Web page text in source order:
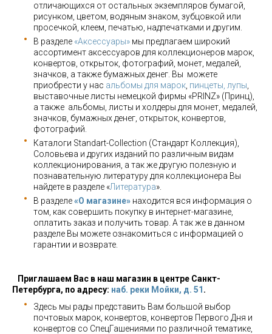
отличающихся от остальных экземпляров бумагой,
рисунком, цветом, водяным знаком, зубцовкой или
просечкой, клеем, печатью, надпечатками и другим.
В разделе «Аксессуары» мы предлагаем широкий
ассортимент аксессуаров для коллекционеров марок,
конвертов, открыток, фотографий, монет, медалей,
значков, а также бумажных денег. Вы можете
приобрести у нас альбомы для марок пинцеты, лупы
выставочные листы немецкой фирмы «PRINZ» (Принц),
а также альбомы, листы и холдеры для монет, медалей,
значков, бумажных денег, открыток, конвертов,
фотографий.
Каталоги Standart-Collection (Стандарт Коллекция),
Соловьева и других изданий по различным видам
коллекционирования, а так же другую полезную и
познавательную литературу для коллекционера Вы
найдете в разделе «Литература».
В разделе«О магазине» находится вся информация о
том, как совершить покупку в интернет-магазине,
оплатить заказ и получить товар. А так же в данном
разделе Вы можете ознакомиться с информацией о
гарантии и возврате.
Приглашаем Вас в наш магазин в центре Санкт-
Петербурга, по адресу: наб. реки Мойки, д. 51 .
Здесь мы рады представить Вам большой выбор
почтовых марок, конвертов, конвертов Первого Дня и
конвертов со СпецГашениями по различной тематике,